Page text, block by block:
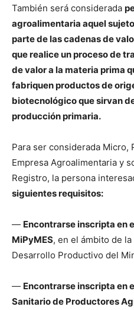
También será considerada
agroalimentaria aquel
parte de las cadenas de
que realice un proceso de
de valor a la materia prima
fabriquen productos de
biotecnológico que sirvan
producción primaria.
Para ser considerada Micro,
Empresa Agroalimentaria y
Registro, la persona
siguientes requisitos:
— Encontrarse inscripta en
MiPyMES, en el ámbito de
Desarrollo Productivo del
— Encontrarse inscripta en
Sanitario de Productores